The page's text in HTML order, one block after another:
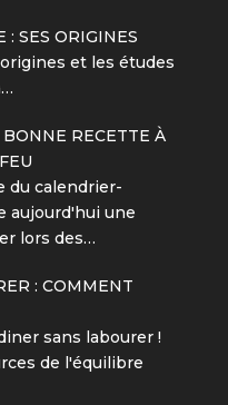
: SES ORIGINES
et les études
RECETTE À
du calendrier-
aujourd'hui une
lors des…
: COMMENT
sans labourer !
de l'équilibre